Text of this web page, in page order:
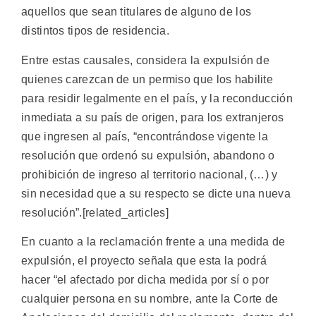
aquellos que sean titulares de alguno de los
distintos tipos de residencia.
Entre estas causales, considera la expulsión de
quienes carezcan de un permiso que los habilite
para residir legalmente en el país, y la reconducción
inmediata a su país de origen, para los extranjeros
que ingresen al país, “encontrándose vigente la
resolución que ordenó su expulsión, abandono o
prohibición de ingreso al territorio nacional, (…) y
sin necesidad que a su respecto se dicte una nueva
resolución”.[related_articles]
En cuanto a la reclamación frente a una medida de
expulsión, el proyecto señala que esta la podrá
hacer “el afectado por dicha medida por sí o por
cualquier persona en su nombre, ante la Corte de